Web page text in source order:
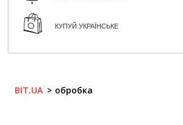
КУПУЙ УКРАЇНСЬКЕ
BIT.UA обробка